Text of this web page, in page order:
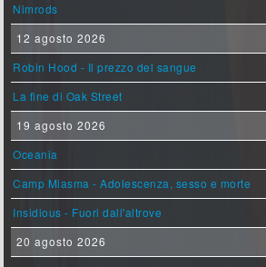
Nimrods
12 agosto 2026
Robin Hood - Il prezzo del sangue
La fine di Oak Street
19 agosto 2026
Oceania
Camp Miasma - Adolescenza, sesso e morte
Insidious - Fuori dall'altrove
20 agosto 2026